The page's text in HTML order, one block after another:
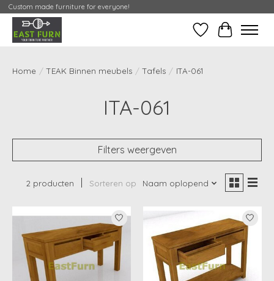
Custom made furniture for everyone!
Verlanglijst
Mijn
Home / TEAK Binnen meubels / Tafels / ITA-061
ITA-061
Filters weergeven
2 producten Sorteren op Naam oplopend